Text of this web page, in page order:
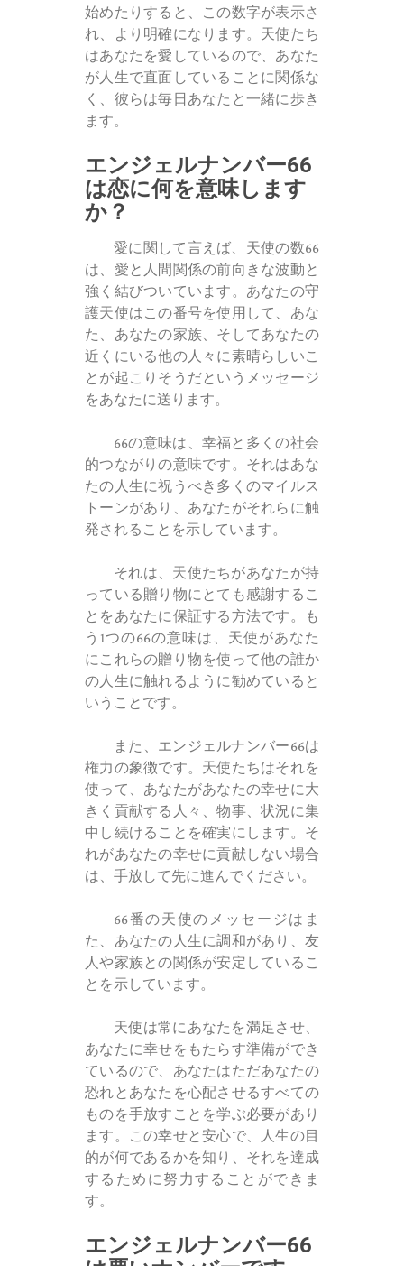
始めたりすると、この数字が表示さ
れ、より明確になります。天使たち
はあなたを愛しているので、あなた
が人生で直面していることに関係な
く、彼らは毎日あなたと一緒に歩き
ます。
エンジェルナンバー66
は恋に何を意味します
か？
愛に関して言えば、天使の数66
は、愛と人間関係の前向きな波動と
強く結びついています。あなたの守
護天使はこの番号を使用して、あな
た、あなたの家族、そしてあなたの
近くにいる他の人々に素晴らしいこ
とが起こりそうだというメッセージ
をあなたに送ります。
66の意味は、幸福と多くの社会
的つながりの意味です。それはあな
たの人生に祝うべき多くのマイルス
トーンがあり、あなたがそれらに触
発されることを示しています。
それは、天使たちがあなたが持
っている贈り物にとても感謝するこ
とをあなたに保証する方法です。も
う1つの66の意味は、天使があなた
にこれらの贈り物を使って他の誰か
の人生に触れるように勧めていると
いうことです。
また、エンジェルナンバー66は
権力の象徴です。天使たちはそれを
使って、あなたがあなたの幸せに大
きく貢献する人々、物事、状況に集
中し続けることを確実にします。そ
れがあなたの幸せに貢献しない場合
は、手放して先に進んでください。
66番の天使のメッセージはま
た、あなたの人生に調和があり、友
人や家族との関係が安定しているこ
とを示しています。
天使は常にあなたを満足させ、
あなたに幸せをもたらす準備ができ
ているので、あなたはただあなたの
恐れとあなたを心配させるすべての
ものを手放すことを学ぶ必要があり
ます。この幸せと安心で、人生の目
的が何であるかを知り、それを達成
するために努力することができま
す。
エンジェルナンバー66